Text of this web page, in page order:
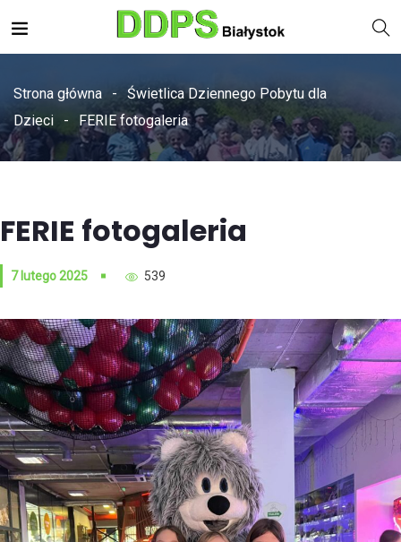
Strona główna
Świetlica Dziennego Pobytu dla
Dzieci
FERIE fotogaleria
FERIE fotogaleria
7 lutego 2025 539